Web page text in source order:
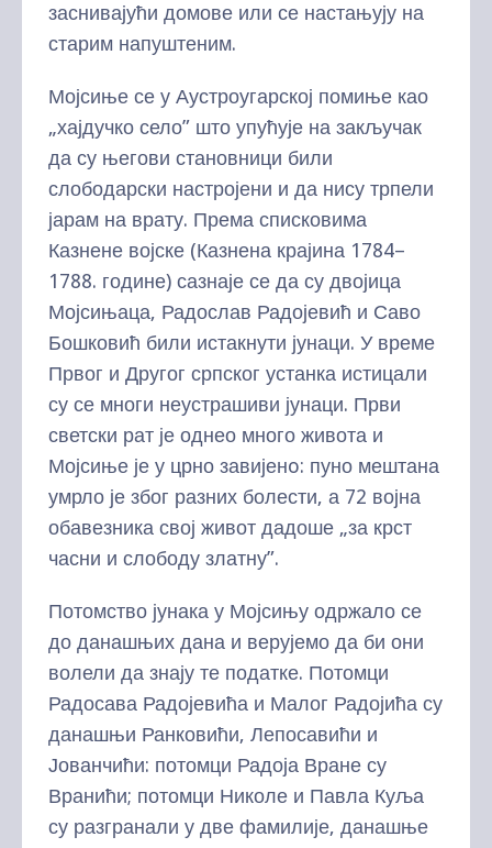
заснивајући домове или се настањују на
старим напуштеним.
Мојсиње се у Аустроугарској помиње као
„хајдучко село” што упућује на закључак
да су његови становници били
слободарски настројени и да нису трпели
јарам на врату. Према списковима
Казнене војске (Казнена крајина 1784–
1788. године) сазнаје се да су двојица
Мојсињаца, Радослав Радојевић и Саво
Бошковић били истакнути јунаци. У време
Првог и Другог српског устанка истицали
су се многи неустрашиви јунаци. Први
светски рат је однео много живота и
Мојсиње је у црно завијенo: пуно мештана
умрло је због разних болести, а 72 војна
обавезника свој живот дадоше „за крст
часни и слободу златну”.
Потомство јунака у Мојсињу одржало се
до данашњих дана и верујемо да би они
волели да знају те податке. Потомци
Радосава Радојевића и Малог Радојића су
данашњи Ранковићи, Лепосавићи и
Јованчићи: потомци Радоја Вране су
Вранићи; потомци Николе и Павла Куља
су разгранали у две фамилије, данашње